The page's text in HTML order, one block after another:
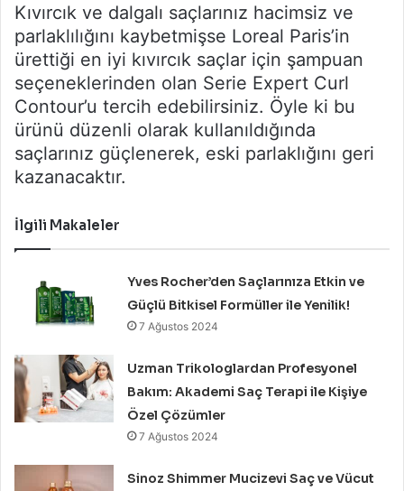
Kıvırcık ve dalgalı saçlarınız hacimsiz ve
parlaklılığını kaybetmişse Loreal Paris’in
ürettiği en iyi kıvırcık saçlar için şampuan
seçeneklerinden olan Serie Expert Curl
Contour’u tercih edebilirsiniz. Öyle ki bu
ürünü düzenli olarak kullanıldığında
saçlarınız güçlenerek, eski parlaklığını geri
kazanacaktır.
İlgili Makaleler
Yves Rocher’den Saçlarınıza Etkin ve
Güçlü Bitkisel Formüller ile Yenilik!
7 Ağustos 2024
Uzman Trikologlardan Profesyonel
Bakım: Akademi Saç Terapi ile Kişiye
Özel Çözümler
7 Ağustos 2024
Sinoz Shimmer Mucizevi Saç ve Vücut